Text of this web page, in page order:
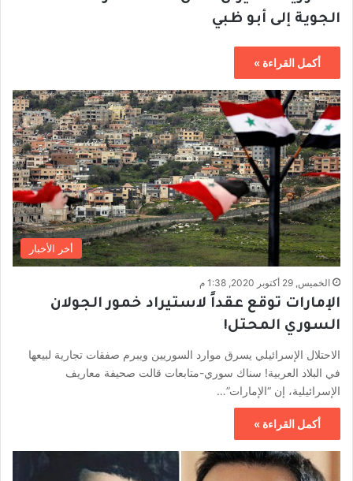
الجوية إلى أبو ظبي
أكمل القراءة »
أخر الأخبار
الخميس, 29 أكتوبر 2020, 1:38 م
الإمارات توقع عقداً لاستيراد خمور الجولان
السوري المحتل!
الاحتلال الإسرائيلي يسرق موارد السوريين ويبرم صفقات تجارية لبيعها
في البلاد العربية! سناك سوري-متابعات قالت صحيفة معاريف
الإسرائيلية، إن “الإمارات”…
أكمل القراءة »